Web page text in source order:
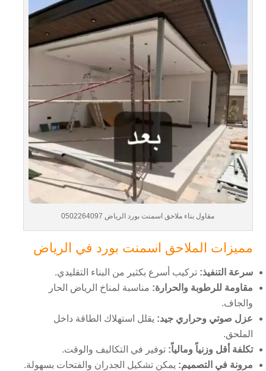
مقاول بناء ملاحق اسمنت بورد الرياض 0502264097
مميزات الملاحق اسمنت بورد في الرياض
سرعة التنفيذ: تركيب أسرع بكثير من البناء التقليدي.
مقاومة للرطوبة والحرارة: مناسبة لمناخ الرياض الحار
والجاف.
عزل صوتي وحراري جيد: يقلل استهلاك الطاقة داخل
الملحق.
تكلفة أقل وزنياً ومالياً: توفير في التكاليف والوقت.
مرونة في التصميم: يمكن تشكيل الجدران والفتحات بسهولة.